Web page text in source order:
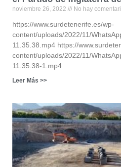
noviembre 26, 2022 No hay
https://www.surdetenerife.es/wp-
content/uploads/2022/11/
11.35.38.mp4 https://
content/uploads/2022/11/
11.35.38-1.mp4
Leer Más >>